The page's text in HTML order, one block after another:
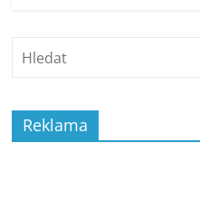
Reklama